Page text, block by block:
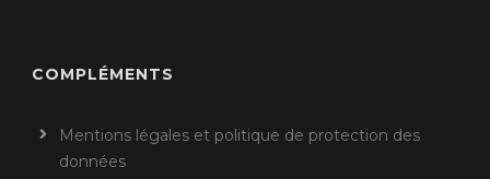
COMPLÉMENTS
Mentions légales et politique de protection des
données